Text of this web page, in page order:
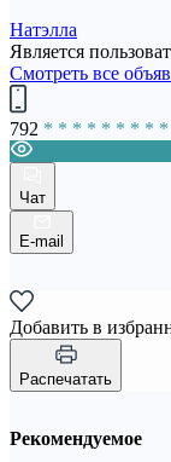
Натэлла
Является
Смотреть все
792 * * * * * * * * *
Чат
E-mail
Добавить в
Распечатать
Рекомендуемое